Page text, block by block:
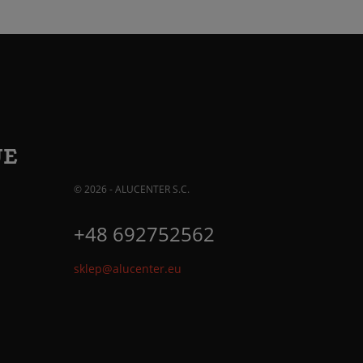
© 2026 - ALUCENTER S.C.
+48 692752562
sklep@alucenter.eu